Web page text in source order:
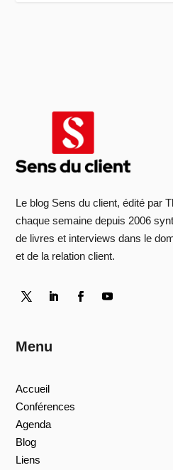
Le blog Sens du client, édité par
chaque semaine depuis 2006
de livres et interviews dans le
et de la relation client.
Menu
Accueil
Conférences
Agenda
Blog
Liens